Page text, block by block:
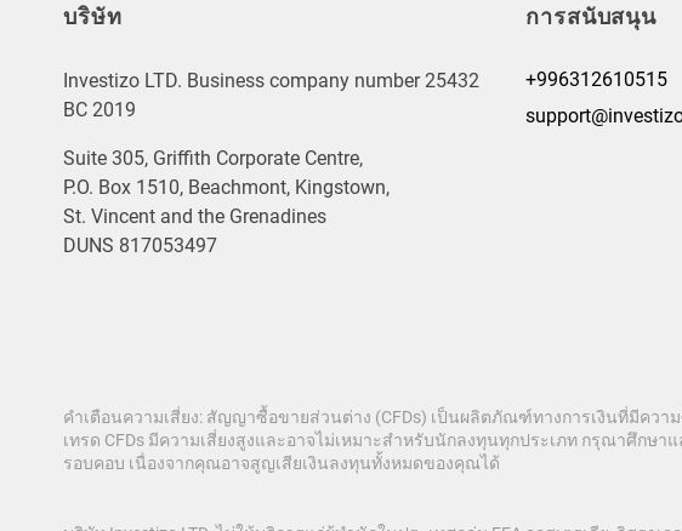
บริษัท
Investizo LTD. Business company number 25432
BC 2019
Suite 305, Griffith Corporate Centre,
P.O. Box 1510, Beachmont, Kingstown,
St. Vincent and the Grenadines
DUNS 817053497
การสนับสนุน
+996312610515
คำเตือนความเสี่ยง: สัญญาซื้อขายส่วนต่าง (CFDs) เป็นผลิตภัณฑ์ทางการเงินที่มีคว
เทรด CFDs มีความเสี่ยงสูงและอาจไม่เหมาะสำหรับนักลงทุนทุกประเภท กรุณาศึกษา
รอบคอบ เนื่องจากคุณอาจสูญเสียเงินลงทุนทั้งหมดของคุณได้